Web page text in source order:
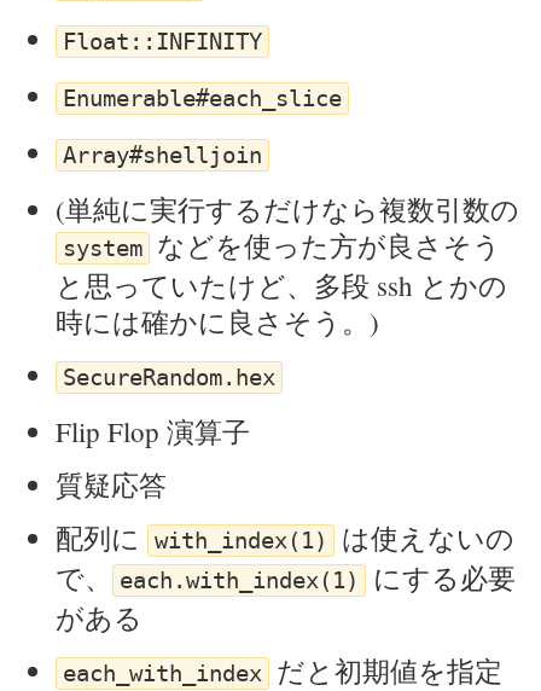
Float::INFINITY
Enumerable#each_slice
Array#shelljoin
(単純に実行するだけなら複数引数の
system などを使った方が良さそう
と思っていたけど、多段 ssh とかの
時には確かに良さそう。)
SecureRandom.hex
Flip Flop 演算子
質疑応答
配列に
with_index(1)
は使えないの
で、
each.with_index(1)
にする必要
がある
each_with_index だと初期値を指定